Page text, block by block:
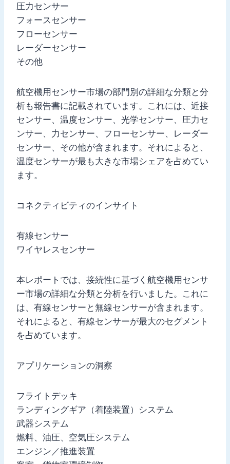
圧力センサー
フォースセンサー
フローセンサー
レーダーセンサー
その他
航空機用センサー市場の部門別の詳細な分類と分
析も報告書に記載されています。これには、近接
センサー、温度センサー、光学センサー、圧力セ
ンサー、力センサー、フローセンサー、レーダー
センサー、その他が含まれます。それによると、
温度センサーが最も大きな市場シェアを占めてい
ます。
コネクティビティのインサイト
有線センサー
ワイヤレスセンサー
本レポートでは、接続性に基づく航空機用センサ
ー市場の詳細な分類と分析を行いました。これに
は、有線センサーと無線センサーが含まれます。
それによると、有線センサーが最大のセグメント
を占めています。
アプリケーションの洞察
フライトデッキ
ランディングギア（着陸装置）システム
武器システム
燃料、油圧、空気圧システム
エンジン／推進装置